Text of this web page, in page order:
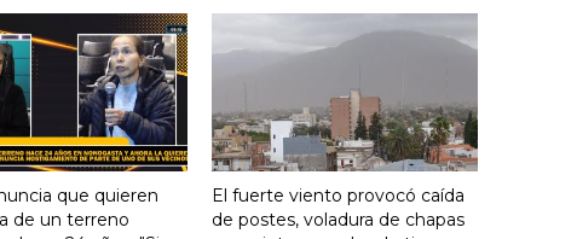
que quieren
de un terreno
El fuerte viento provocó caída
de postes, voladura de chapas